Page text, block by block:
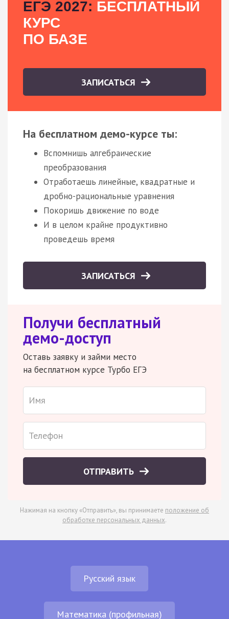
ЕГЭ 2027: БЕСПЛАТНЫЙ
КУРС
ПО БАЗЕ
ЗАПИСАТЬСЯ
На бесплатном демо-курсе ты:
Вспомнишь алгебраические
преобразования
Отработаешь линейные, квадратные и
дробно-рациональные уравнения
Покоришь движение по воде
И в целом крайне продуктивно
проведешь время
ЗАПИСАТЬСЯ
Получи бесплатный
демо-доступ
Оставь заявку и займи место
на бесплатном курсе Турбо ЕГЭ
ОТПРАВИТЬ
Нажимая на кнопку «Отправить», вы принимаете положение об
обработке персональных данных.
Русский язык
Математика (профильная)